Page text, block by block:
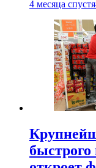
4 месяца спустя
быстрого